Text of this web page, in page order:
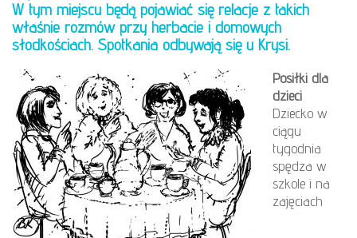
W tym miejscu będą pojawiać się relacje z takich
właśnie rozmów przy herbacie i domowych
słodkościach. Spotkania odbywają się u Krysi.
Posiłki dla
dzieci
Dziecko w
ciągu
tygodnia
spędza w
szkole i na
zajęciach